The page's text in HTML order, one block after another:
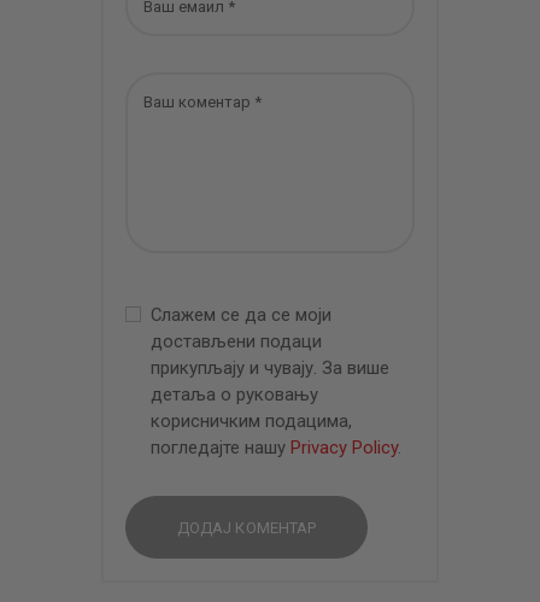
Слажем се да се моји
достављени подаци
прикупљају и чувају. За више
детаља о руковању
корисничким подацима,
погледајте нашу Privacy Policy.